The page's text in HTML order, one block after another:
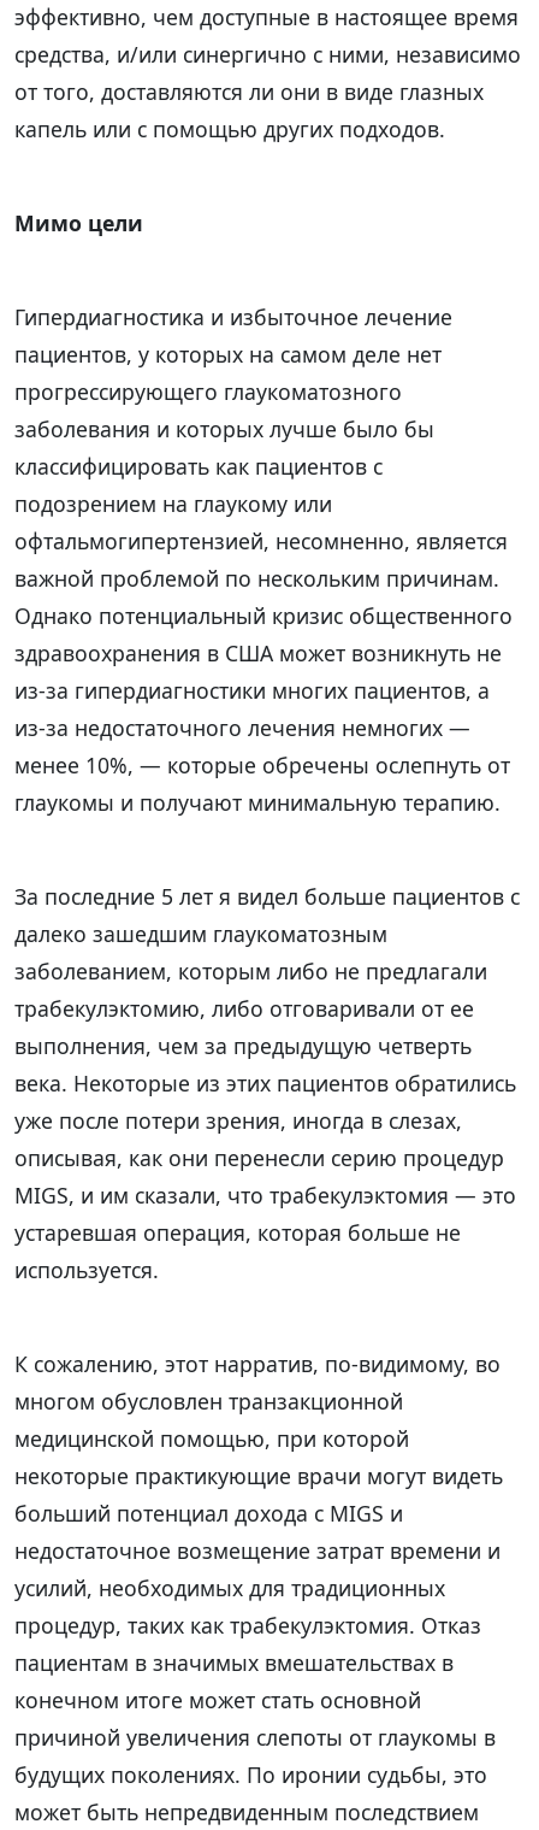
эффективно, чем доступные в настоящее время
средства, и/или синергично с ними, независимо
от того, доставляются ли они в виде глазных
капель или с помощью других подходов.
Мимо цели
Гипердиагностика и избыточное лечение
пациентов, у которых на самом деле нет
прогрессирующего глаукоматозного
заболевания и которых лучше было бы
классифицировать как пациентов с
подозрением на глаукому или
офтальмогипертензией, несомненно, является
важной проблемой по нескольким причинам.
Однако потенциальный кризис общественного
здравоохранения в США может возникнуть не
из-за гипердиагностики многих пациентов, а
из-за недостаточного лечения немногих —
менее 10%, — которые обречены ослепнуть от
глаукомы и получают минимальную терапию.
За последние 5 лет я видел больше пациентов с
далеко зашедшим глаукоматозным
заболеванием, которым либо не предлагали
трабекулэктомию, либо отговаривали от ее
выполнения, чем за предыдущую четверть
века. Некоторые из этих пациентов обратились
уже после потери зрения, иногда в слезах,
описывая, как они перенесли серию процедур
MIGS, и им сказали, что трабекулэктомия — это
устаревшая операция, которая больше не
используется.
К сожалению, этот нарратив, по-видимому, во
многом обусловлен транзакционной
медицинской помощью, при которой
некоторые практикующие врачи могут видеть
больший потенциал дохода с MIGS и
недостаточное возмещение затрат времени и
усилий, необходимых для традиционных
процедур, таких как трабекулэктомия. Отказ
пациентам в значимых вмешательствах в
конечном итоге может стать основной
причиной увеличения слепоты от глаукомы в
будущих поколениях. По иронии судьбы, это
может быть непредвиденным последствием